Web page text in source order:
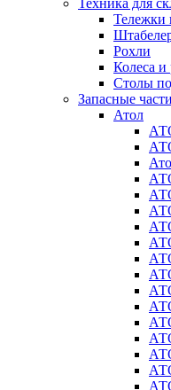
Техника для
Тележки
Рохли
Колеса и
Столы
Запасные части
Атол